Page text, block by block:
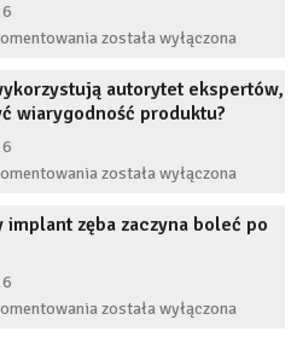
długi
uzupełnię
implantem?
Czy
JDG
chroni
przed
komornikiem?
została wyłączona
autorytet ekspertów,
wiarygodność produktu?
Jak
wykorzystują
żeby
zwiększyć
została wyłączona
implant zęba zaczyna boleć po
Co
została wyłączona